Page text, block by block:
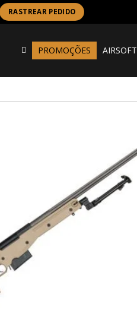
RASTREAR PEDIDO
PROMOÇÕES AIRSOFT